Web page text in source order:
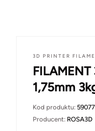
3D PRINTER
1,75mm
Kod produktu:
Producent: ROSA3D